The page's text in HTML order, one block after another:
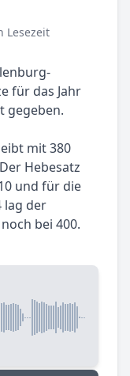
Lesezeit
für das Jahr
gegeben.
mit 380
Hebesatz
und für die
lag der
bei 400.